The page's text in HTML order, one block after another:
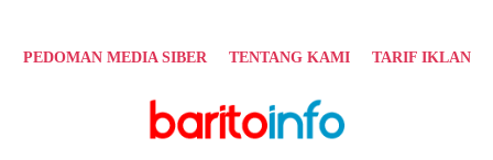
PEDOMAN MEDIA SIBER TENTANG KAMI TARIF IKLAN